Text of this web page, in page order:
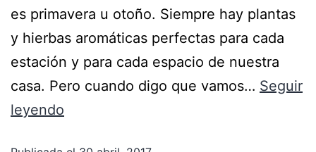
es primavera u otoño. Siempre hay plantas
y hierbas aromáticas perfectas para cada
estación y para cada espacio de nuestra
casa. Pero cuando digo que vamos… Seguir
leyendo